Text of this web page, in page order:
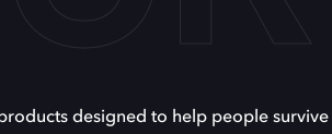
designed to help people